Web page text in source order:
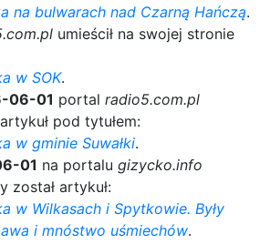
na bulwarach nad Czarną Hańczą.
umieścił na swojej stronie
w SOK.
06-01 portal radio5.com.pl
pod tytułem:
w gminie Suwałki.
01 na portalu gizycko.info
został artykuł:
w Wilkasach i Spytkowie. Były
i mnóstwo uśmiechów.